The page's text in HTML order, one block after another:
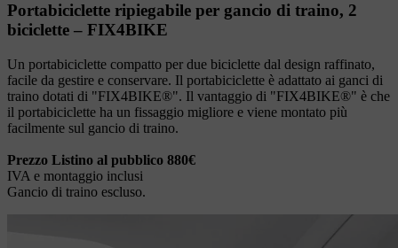
Portabiciclette ripiegabile per gancio di traino, 2
biciclette – FIX4BIKE
Un portabiciclette compatto per due biciclette dal design raffinato,
facile da gestire e conservare. Il portabiciclette è adattato ai ganci di
traino dotati di "FIX4BIKE®". Il vantaggio di "FIX4BIKE®" è che
il portabiciclette ha un fissaggio migliore e viene montato più
facilmente sul gancio di traino.
Prezzo Listino al pubblico 880€
IVA e montaggio inclusi
Gancio di traino escluso.